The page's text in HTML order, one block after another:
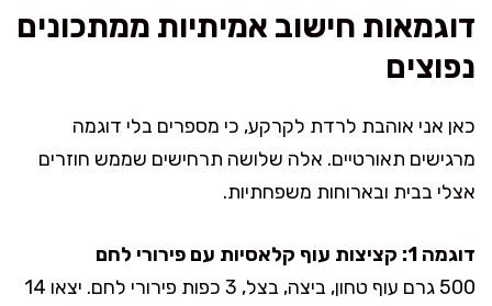
דוגמאות חישוב אמיתיות ממתכונים
נפוצים
כאן אני אוהבת לרדת לקרקע, כי מספרים בלי דוגמה
מרגישים תאורטיים. אלה שלושה תרחישים שממש חוזרים
אצלי בבית ובארוחות משפחתיות.
דוגמה 1: קציצות עוף קלאסיות עם פירורי לחם
500 גרם עוף טחון, ביצה, בצל, 3 כפות פירורי לחם. יצאו 14